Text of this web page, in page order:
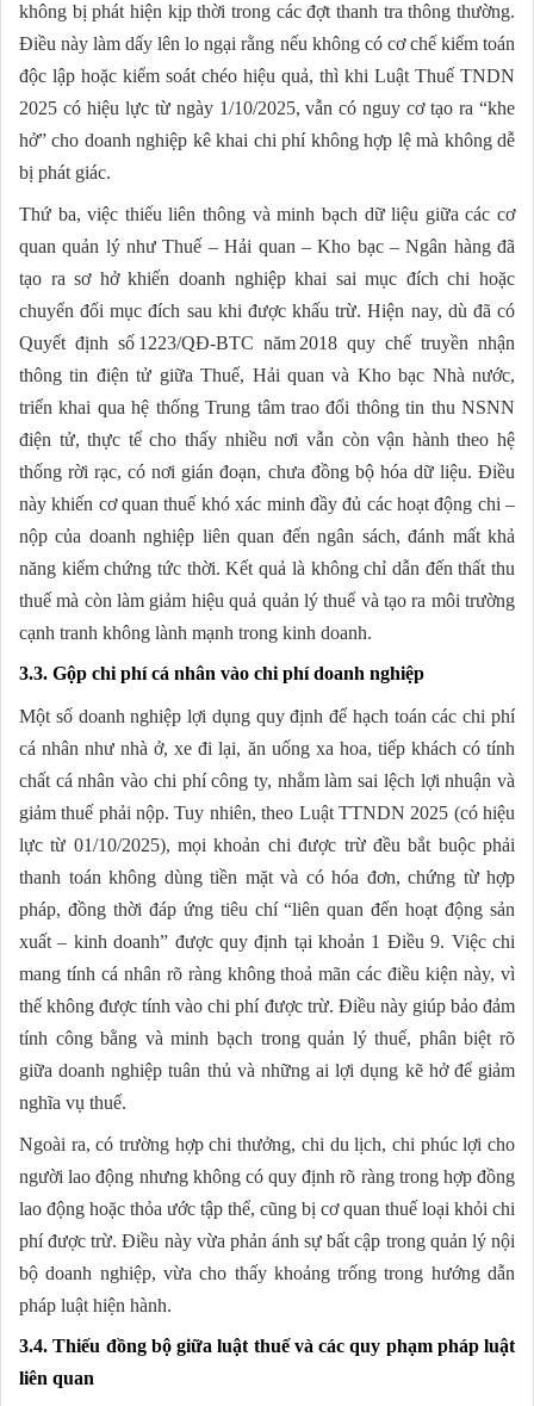
không bị phát hiện kịp thời trong các đợt thanh tra thông thường.
Điều này làm dấy lên lo ngại rằng nếu không có cơ chế kiểm toán
độc lập hoặc kiểm soát chéo hiệu quả, thì khi Luật Thuế TNDN
2025 có hiệu lực từ ngày 1/10/2025, vẫn có nguy cơ tạo ra “khe
hở” cho doanh nghiệp kê khai chi phí không hợp lệ mà không dễ
bị phát giác.
Thứ ba, việc thiếu liên thông và minh bạch dữ liệu giữa các cơ
quan quản lý như Thuế – Hải quan – Kho bạc – Ngân hàng đã
tạo ra sơ hở khiến doanh nghiệp khai sai mục đích chi hoặc
chuyển đổi mục đích sau khi được khấu trừ. Hiện nay, dù đã có
Quyết định số 1223/QĐ‑BTC năm 2018 quy chế truyền nhận
thông tin điện tử giữa Thuế, Hải quan và Kho bạc Nhà nước,
triển khai qua hệ thống Trung tâm trao đổi thông tin thu NSNN
điện tử, thực tế cho thấy nhiều nơi vẫn còn vận hành theo hệ
thống rời rạc, có nơi gián đoạn, chưa đồng bộ hóa dữ liệu. Điều
này khiến cơ quan thuế khó xác minh đầy đủ các hoạt động chi –
nộp của doanh nghiệp liên quan đến ngân sách, đánh mất khả
năng kiểm chứng tức thời. Kết quả là không chỉ dẫn đến thất thu
thuế mà còn làm giảm hiệu quả quản lý thuế và tạo ra môi trường
cạnh tranh không lành mạnh trong kinh doanh.
3.3. Gộp chi phí cá nhân vào chi phí doanh nghiệp
Một số doanh nghiệp lợi dụng quy định để hạch toán các chi phí
cá nhân như nhà ở, xe đi lại, ăn uống xa hoa, tiếp khách có tính
chất cá nhân vào chi phí công ty, nhằm làm sai lệch lợi nhuận và
giảm thuế phải nộp. Tuy nhiên, theo Luật TTNDN 2025 (có hiệu
lực từ 01/10/2025), mọi khoản chi được trừ đều bắt buộc phải
thanh toán không dùng tiền mặt và có hóa đơn, chứng từ hợp
pháp, đồng thời đáp ứng tiêu chí “liên quan đến hoạt động sản
xuất – kinh doanh” được quy định tại khoản 1 Điều 9. Việc chi
mang tính cá nhân rõ ràng không thoả mãn các điều kiện này, vì
thế không được tính vào chi phí được trừ. Điều này giúp bảo đảm
tính công bằng và minh bạch trong quản lý thuế, phân biệt rõ
giữa doanh nghiệp tuân thủ và những ai lợi dụng kẽ hở để giảm
nghĩa vụ thuế.
Ngoài ra, có trường hợp chi thưởng, chi du lịch, chi phúc lợi cho
người lao động nhưng không có quy định rõ ràng trong hợp đồng
lao động hoặc thỏa ước tập thể, cũng bị cơ quan thuế loại khỏi chi
phí được trừ. Điều này vừa phản ánh sự bất cập trong quản lý nội
bộ doanh nghiệp, vừa cho thấy khoảng trống trong hướng dẫn
pháp luật hiện hành.
3.4. Thiếu đồng bộ giữa luật thuế và các quy phạm pháp luật
liên quan